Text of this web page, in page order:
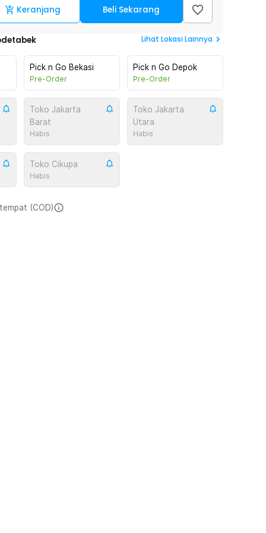
Keranjang Beli Sekarang
Lihat Lokasi Lainnya
Pick n Go Bekasi
Pre-Order
Pick n Go Depok
Pre-Order
Toko Jakarta
Barat
Habis
Toko Jakarta
Utara
Habis
Toko Cikupa
Habis
(COD)